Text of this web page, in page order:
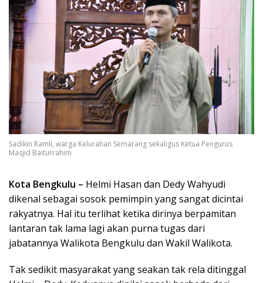
Sadikin Ramli, warga Kelurahan Semarang sekaligus Ketua Pengurus
Masjid Baiturrahim
Kota Bengkulu – Helmi Hasan dan Dedy Wahyudi
dikenal sebagai sosok pemimpin yang sangat dicintai
rakyatnya. Hal itu terlihat ketika dirinya berpamitan
lantaran tak lama lagi akan purna tugas dari
jabatannya Walikota Bengkulu dan Wakil Walikota.
Tak sedikit masyarakat yang seakan tak rela ditinggal